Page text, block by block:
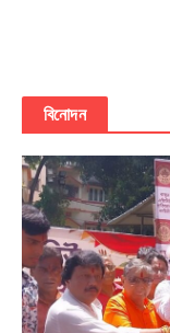
বিনোদন